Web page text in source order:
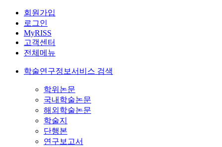
회원가입
로그인
MyRISS
고객센터
전체메뉴
학술연구정보서비스 검색
학위논문
국내학술논문
해외학술논문
학술지
단행본
연구보고서